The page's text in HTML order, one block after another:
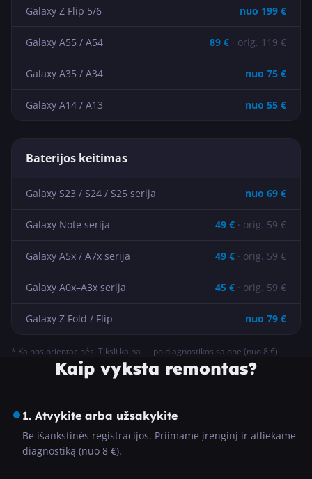
Galaxy Z Flip 5/6 nuo 199 €
Galaxy A55 / A54 89 € · orig. 119 €
Galaxy A35 / A34 nuo 75 €
Galaxy A14 / A13 nuo 55 €
Baterijos keitimas
Galaxy S23 / S24 / S25 serija nuo 69 €
Galaxy Note serija 49 € · orig. 59 €
Galaxy A5x / A7x serija 49 € · orig. 59 €
Galaxy A0x–A3x serija 45 € · orig. 59 €
Galaxy Z Fold / Flip nuo 79 €
* Kainos orientacinės. Tiksli kaina — po diagnostikos salone (nuo 8 €).
Kaip vyksta remontas?
1. Atvykite arba užsakykite
Be išankstinės registracijos. Priimame įrenginį ir atliekame
diagnostiką (nuo 8 €).